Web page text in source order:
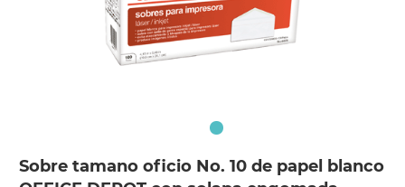
Sobre tamano oficio No. 10 de papel blanco